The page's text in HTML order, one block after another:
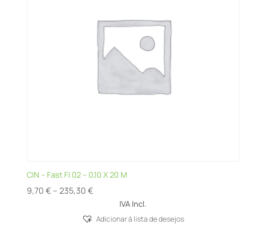
CIN – Fast FI 02 – 0,10 X 20 M
9,70 € – 235,30 €Price
9,70 €
IVA Incl.
Adicionar á lista de desejos